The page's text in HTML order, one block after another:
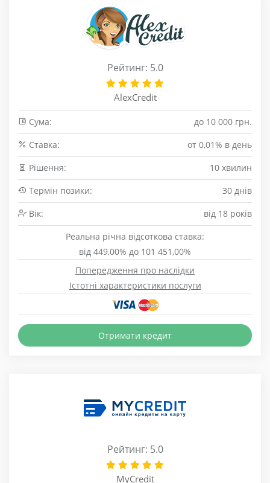
Рейтинг: 5.0
AlexCredit
Сума:
до 10 000 грн.
Cтавка:
от 0,01% в день
Рішення:
10 хвилин
Термін позики:
30 днів
Вік:
від 18 років
Реальна річна відсоткова ставка:
від 449,00% до 101 451,00%
Попередження про наслідки
Істотні характеристики послуги
Отримати кредит
Рейтинг: 5.0
MyCredit